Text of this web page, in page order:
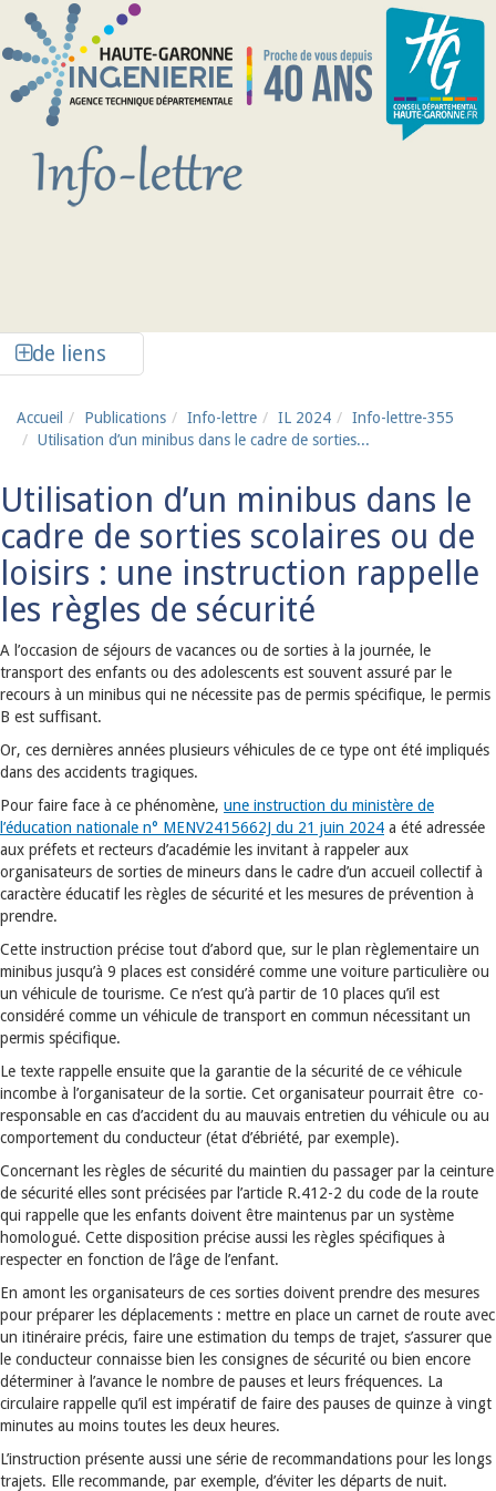
Aller au contenu principal
de liens
Accueil Publications Info-lettre IL 2024
Info-lettre-355
Utilisation d’un minibus dans le cadre de sorties...
Utilisation d’un minibus dans le
cadre de sorties scolaires ou de
loisirs : une instruction rappelle
les règles de sécurité
A l’occasion de séjours de vacances ou de sorties à la journée, le
transport des enfants ou des adolescents est souvent assuré par le
recours à un minibus qui ne nécessite pas de permis spécifique, le permis
B est suffisant.
Or, ces dernières années plusieurs véhicules de ce type ont été impliqués
dans des accidents tragiques.
Pour faire face à ce phénomène, une instruction du ministère de
l’éducation nationale n° MENV2415662J du 21 juin 2024 a été adressée
aux préfets et recteurs d’académie les invitant à rappeler aux
organisateurs de sorties de mineurs dans le cadre d’un accueil collectif à
caractère éducatif les règles de sécurité et les mesures de prévention à
prendre.
Cette instruction précise tout d’abord que, sur le plan règlementaire un
minibus jusqu’à 9 places est considéré comme une voiture particulière ou
un véhicule de tourisme. Ce n’est qu’à partir de 10 places qu’il est
considéré comme un véhicule de transport en commun nécessitant un
permis spécifique.
Le texte rappelle ensuite que la garantie de la sécurité de ce véhicule
incombe à l’organisateur de la sortie. Cet organisateur pourrait être co-
responsable en cas d’accident du au mauvais entretien du véhicule ou au
comportement du conducteur (état d’ébriété, par exemple).
Concernant les règles de sécurité du maintien du passager par la ceinture
de sécurité elles sont précisées par l’article R.412-2 du code de la route
qui rappelle que les enfants doivent être maintenus par un système
homologué. Cette disposition précise aussi les règles spécifiques à
respecter en fonction de l’âge de l’enfant.
En amont les organisateurs de ces sorties doivent prendre des mesures
pour préparer les déplacements : mettre en place un carnet de route avec
un itinéraire précis, faire une estimation du temps de trajet, s’assurer que
le conducteur connaisse bien les consignes de sécurité ou bien encore
déterminer à l’avance le nombre de pauses et leurs fréquences. La
circulaire rappelle qu’il est impératif de faire des pauses de quinze à vingt
minutes au moins toutes les deux heures.
L’instruction présente aussi une série de recommandations pour les longs
trajets. Elle recommande, par exemple, d’éviter les départs de nuit.